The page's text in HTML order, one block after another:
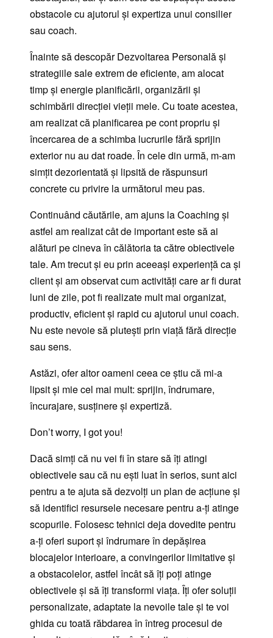
obstacole cu ajutorul și expertiza unui consilier
sau coach.
Înainte să descopăr Dezvoltarea Personală și
strategiile sale extrem de eficiente, am alocat
timp și energie planificării, organizării și
schimbării direcției vieții mele. Cu toate acestea,
am realizat că planificarea pe cont propriu și
încercarea de a schimba lucrurile fără sprijin
exterior nu au dat roade. În cele din urmă, m-am
simțit dezorientată și lipsită de răspunsuri
concrete cu privire la următorul meu pas.
Continuând căutările, am ajuns la Coaching și
astfel am realizat cât de important este să ai
alături pe cineva în călătoria ta către obiectivele
tale. Am trecut și eu prin aceeași experiență ca și
client și am observat cum activități care ar fi durat
luni de zile, pot fi realizate mult mai organizat,
productiv, eficient și rapid cu ajutorul unui coach.
Nu este nevoie să plutești prin viață fără direcție
sau sens.
Astăzi, ofer altor oameni ceea ce știu că mi-a
lipsit și mie cel mai mult: sprijin, îndrumare,
încurajare, susținere și expertiză.
Don’t worry, I got you!
Dacă simți că nu vei fi în stare să îți atingi
obiectivele sau că nu ești luat în serios, sunt aici
pentru a te ajuta să dezvolți un plan de acțiune și
să identifici resursele necesare pentru a-ți atinge
scopurile. Folosesc tehnici deja dovedite pentru
a-ți oferi suport și îndrumare în depășirea
blocajelor interioare, a convingerilor limitative și
a obstacolelor, astfel încât să îți poți atinge
obiectivele și să îți transformi viața. Îți ofer soluții
personalizate, adaptate la nevoile tale și te voi
ghida cu toată răbdarea în întreg procesul de